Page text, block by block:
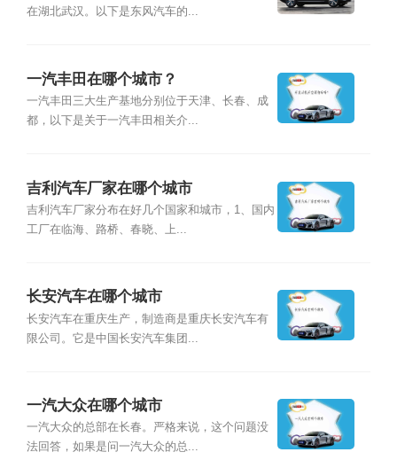
在湖北武汉。以下是东风汽车的...
一汽丰田在哪个城市？
一汽丰田三大生产基地分别位于天津、长春、成
都，以下是关于一汽丰田相关介...
吉利汽车厂家在哪个城市
吉利汽车厂家分布在好几个国家和城市，1、国内
工厂在临海、路桥、春晓、上...
长安汽车在哪个城市
长安汽车在重庆生产，制造商是重庆长安汽车有
限公司。它是中国长安汽车集团...
一汽大众在哪个城市
一汽大众的总部在长春。严格来说，这个问题没
法回答，如果是问一汽大众的总...